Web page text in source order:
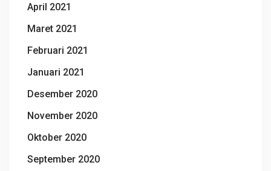
April 2021
Maret 2021
Februari 2021
Januari 2021
Desember 2020
November 2020
Oktober 2020
September 2020